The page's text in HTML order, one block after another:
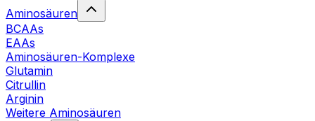
Aminosäuren
BCAAs
EAAs
Aminosäuren-Komplexe
Glutamin
Citrullin
Arginin
Weitere Aminosäuren